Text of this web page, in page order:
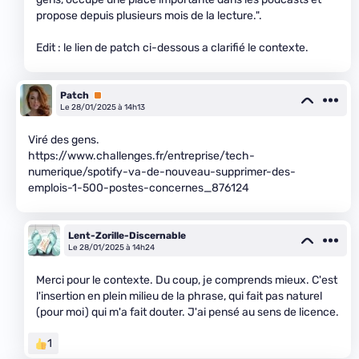
propose depuis plusieurs mois de la lecture.".
Edit : le lien de patch ci-dessous a clarifié le contexte.
Patch Premium
Le 28/01/2025 à 14h13
Viré des gens.
https://www.challenges.fr/entreprise/tech-
numerique/spotify-va-de-nouveau-supprimer-des-
emplois-1-500-postes-concernes_876124
Lent-Zorille-Discernable
Le 28/01/2025 à 14h24
Merci pour le contexte. Du coup, je comprends mieux. C'est
l'insertion en plein milieu de la phrase, qui fait pas naturel
(pour moi) qui m'a fait douter. J'ai pensé au sens de licence.
1